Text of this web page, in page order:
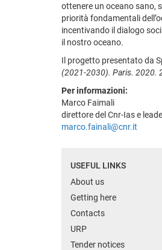
ottenere un oceano sano,
priorità fondamentali
incentivando il dialogo
il nostro oceano.
Il progetto presentato da
(2021-2030). Paris. 2020.
Per informazioni:
Marco Faimali
direttore del Cnr-Ias e
marco.fainali@cnr.it
USEFUL LINKS
About us
Getting here
Contacts
URP
Tender notices